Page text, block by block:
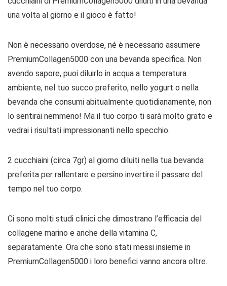
una volta al giorno e il gioco è fatto!
Non è necessario overdose, né è necessario assumere
PremiumCollagen5000 con una bevanda specifica. Non
avendo sapore, puoi diluirlo in acqua a temperatura
ambiente, nel tuo succo preferito, nello yogurt o nella
bevanda che consumi abitualmente quotidianamente, non
lo sentirai nemmeno! Ma il tuo corpo ti sarà molto grato e
vedrai i risultati impressionanti nello specchio.
2 cucchiaini (circa 7gr) al giorno diluiti nella tua bevanda
preferita per rallentare e persino invertire il passare del
tempo nel tuo corpo.
Ci sono molti studi clinici che dimostrano l’efficacia del
collagene marino e anche della vitamina C,
separatamente. Ora che sono stati messi insieme in
PremiumCollagen5000 i loro benefici vanno ancora oltre.